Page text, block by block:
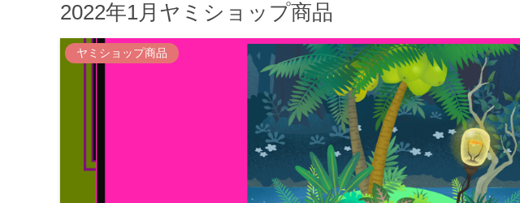
2022年1月ヤミショップ商品
ヤミショップ商品